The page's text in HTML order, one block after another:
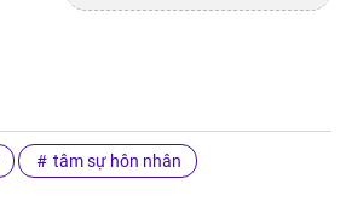
tâm sự hôn nhân